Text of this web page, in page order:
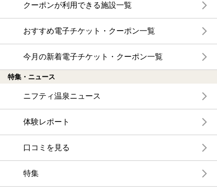
クーポンが利用できる施設一覧
おすすめ電子チケット・クーポン一覧
今月の新着電子チケット・クーポン一覧
特集・ニュース
ニフティ温泉ニュース
体験レポート
口コミを見る
特集